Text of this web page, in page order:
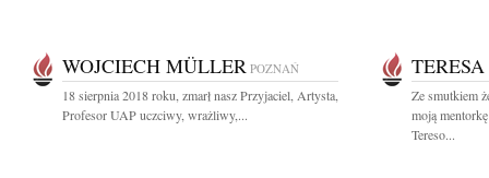
WOJCIECH MÜLLER POZNAŃ
18 sierpnia 2018 roku, zmarł nasz Przyjaciel, Artysta,
Profesor UAP uczciwy, wrażliwy,...
Ze smutkiem
moją
Tereso...